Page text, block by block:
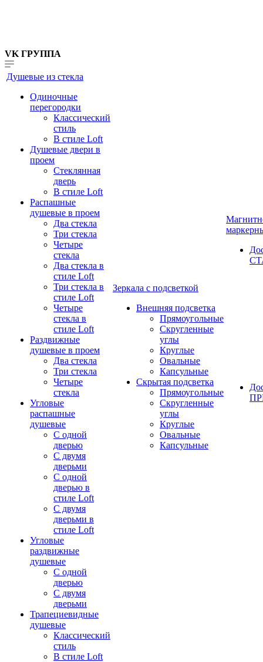
VK ГРУППА
Душевые из стекла
Одиночные
перегородки
Классический
стиль
В стиле Loft
Душевые двери в
проем
Стеклянная
дверь
В стиле Loft
Распашные
душевые в проем
Два стекла
Три стекла
Четыре
стекла
Два стекла в
стиле Loft
Три стекла в
стиле Loft
Четыре
стекла в
стиле Loft
Раздвижные
душевые в проем
Два стекла
Три стекла
Четыре
стекла
Угловые
распашные
душевые
С одной
дверью
С двумя
дверьми
С одной
дверью в
стиле Loft
С двумя
дверьми в
стиле Loft
Угловые
раздвижные
душевые
С одной
дверью
С двумя
дверьми
Трапециевидные
душевые
Классический
стиль
В стиле Loft
Зеркала с подсветкой
Внешняя подсветка
Прямоугольные
Скругленные
углы
Круглые
Овальные
Капсульные
Скрытая подсветка
Прямоугольные
Скругленные
углы
Круглые
Овальные
Капсульные